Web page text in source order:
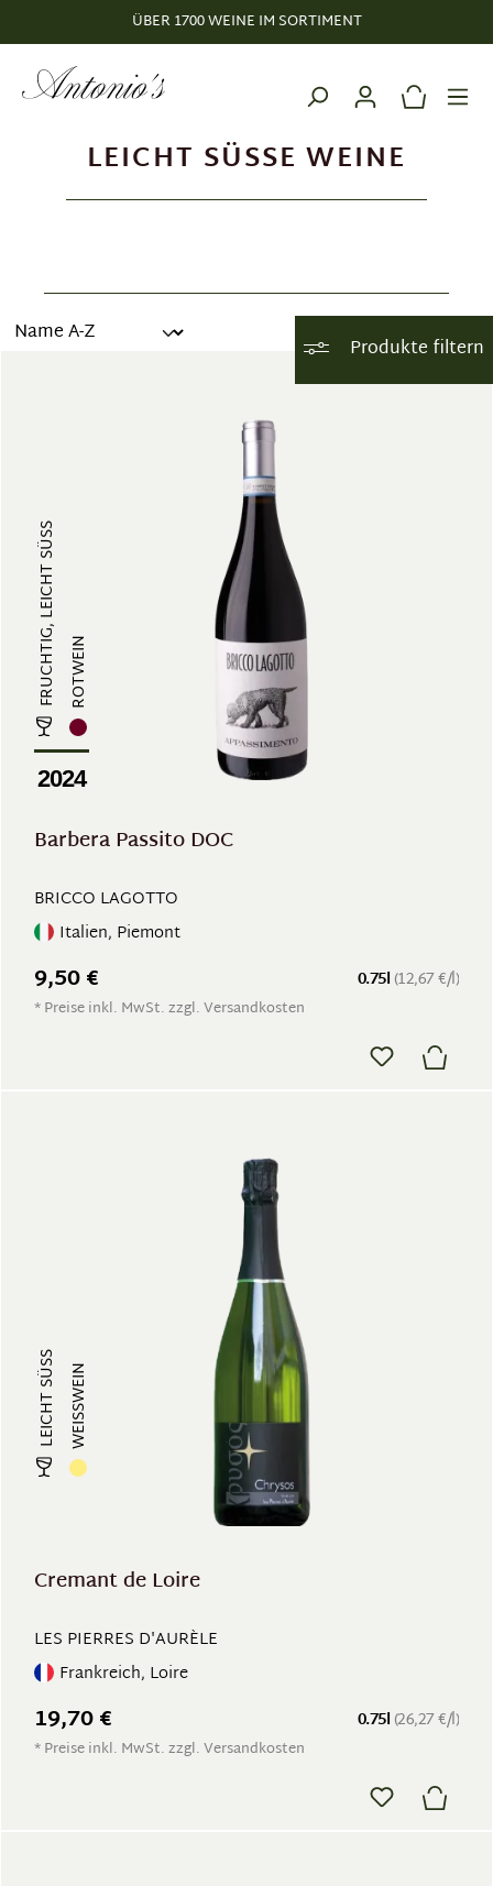
ÜBER 1700 WEINE IM SORTIMENT
LEICHT SÜSSE WEINE
Produkte filtern
FRUCHTIG, LEICHT SÜSS ROTWEIN
2024
Barbera Passito DOC
BRICCO LAGOTTO
Italien, Piemont
0.75l (12,67 €/l)
9,50 €
* Preise inkl. MwSt. zzgl. Versandkosten
LEICHT SÜSS WEISSWEIN
Cremant de Loire
LES PIERRES D'AURÈLE
Frankreich, Loire
0.75l (26,27 €/l)
19,70 €
* Preise inkl. MwSt. zzgl. Versandkosten